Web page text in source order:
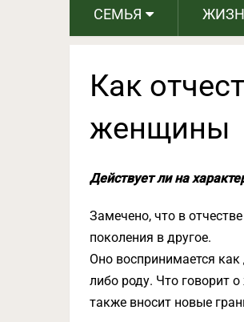
СЕМЬЯ
Как
женщины
Действует ли на
Замечено, что в
поколения в другое.
Оно воспринимается
либо роду. Что говорит
также вносит новые